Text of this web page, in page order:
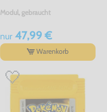
Modul, gebraucht
nur47,99 €
Warenkorb